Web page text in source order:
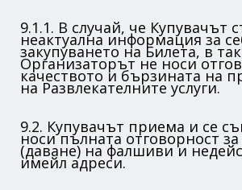
9.1.1. В случай, че Купувачът
неактуална информация за
закупуването на Билета, в
Организаторът не носи
качеството и бързината на
на Развлекателните услуги.
9.2. Купувачът приема и се
носи пълната отговорност
(даване) на фалшиви и
имейл адреси.